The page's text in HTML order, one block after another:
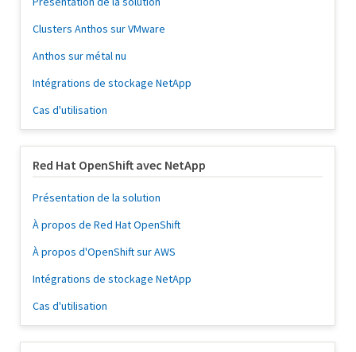
Clusters Anthos sur VMware
Anthos sur métal nu
Intégrations de stockage NetApp
Cas d'utilisation
Red Hat OpenShift avec NetApp
Présentation de la solution
À propos de Red Hat OpenShift
À propos d'OpenShift sur AWS
Intégrations de stockage NetApp
Cas d'utilisation